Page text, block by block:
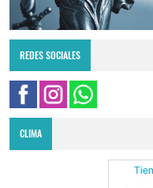
REDES SOCIALES
CLIMA